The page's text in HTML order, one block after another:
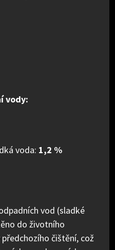
vody:
voda: 1,2 %
vod (sladké
do životního
čištění, což